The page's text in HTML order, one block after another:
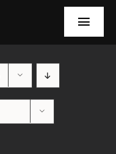
Toggle